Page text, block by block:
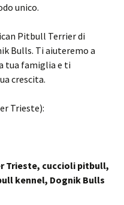
unico.
Pitbull Terrier di
Bulls. Ti aiuteremo a
tua famiglia e ti
crescita.
Trieste):
Trieste, cuccioli pitbull,
kennel, Dognik Bulls